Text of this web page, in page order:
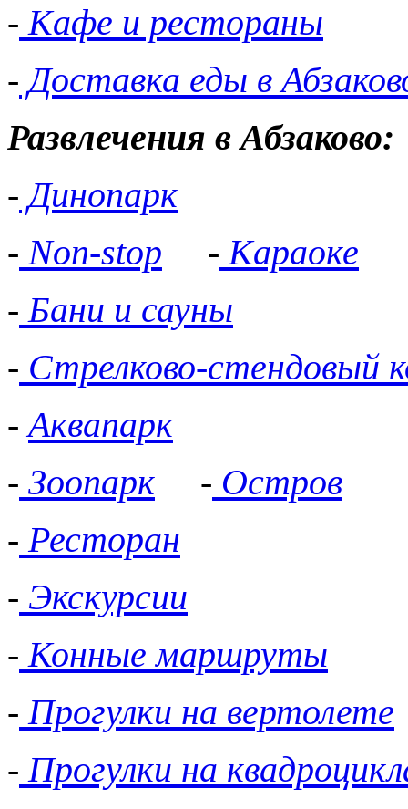
- Кафе и рестораны
- Доставка еды в
Развлечения в Абзаково:
- Динопарк
- Non-stop - Караоке
- Бани и сауны
- Стрелково-стендовый
-Аквапарк
- Зоопарк - Остров
- Ресторан
- Экскурсии
- Конные маршруты
- Прогулки на вертолете
- Прогулки на